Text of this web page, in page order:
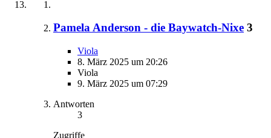
Pamela Anderson - die Baywatch-Nixe 3
Viola
8. März 2025 um 20:26
Viola
9. März 2025 um 07:29
Antworten
3
Zugriffe